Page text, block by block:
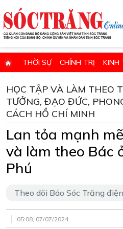
THỜI SỰ CHÍNH TRỊ KINH
GIÁO DỤC - KHOA
QUỐC PHÒNG - AN NINH QUỐC
ĐIỂM BÁO - TIN VẮN ĐỊA PHƯƠNG
THÔNG BÁO - QUẢNG CÁO
ĐẶT BÁO GIẤY ONLINE
HỌC TẬP VÀ LÀM THEO
TƯỞNG, ĐẠO ĐỨC,
CÁCH HỒ CHÍ MINH
Lan tỏa mạnh
và làm theo Bác
Phú
Theo dõi Báo Sóc Trăng
05:08, 07/07/2024